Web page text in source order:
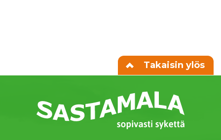
Takaisin ylös